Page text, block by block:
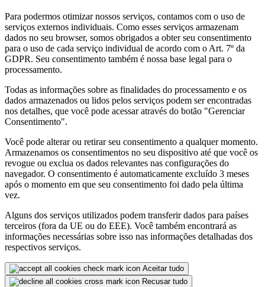
Para podermos otimizar nossos serviços, contamos com o uso de
serviços externos individuais. Como esses serviços armazenam
dados no seu browser, somos obrigados a obter seu consentimento
para o uso de cada serviço individual de acordo com o Art. 7º da
GDPR. Seu consentimento também é nossa base legal para o
processamento.
Todas as informações sobre as finalidades do processamento e os
dados armazenados ou lidos pelos serviços podem ser encontradas
nos detalhes, que você pode acessar através do botão "Gerenciar
Consentimento".
Você pode alterar ou retirar seu consentimento a qualquer momento.
Armazenamos os consentimentos no seu dispositivo até que você os
revogue ou exclua os dados relevantes nas configurações do
navegador. O consentimento é automaticamente excluído 3 meses
após o momento em que seu consentimento foi dado pela última
vez.
Alguns dos serviços utilizados podem transferir dados para países
terceiros (fora da UE ou do EEE). Você também encontrará as
informações necessárias sobre isso nas informações detalhadas dos
respectivos serviços.
Aceitar tudo
Recusar tudo